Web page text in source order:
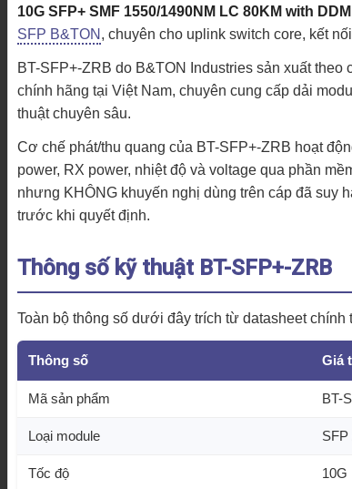
10G SFP+ SMF 1550/1490NM LC 80KM with DDM
SFP B&TON , chuyên cho uplink switch core, kết
BT-SFP+-ZRB do B&TON Industries sản xuất
chính hãng tại Việt Nam, chuyên cung cấp dải
thuật chuyên sâu.
Cơ chế phát/thu quang của BT-SFP+-ZRB hoạt
power, RX power, nhiệt độ và voltage qua phần
nhưng KHÔNG khuyến nghị dùng trên cáp đã suy
trước khi quyết định.
Thông số kỹ thuật BT-SFP+-ZRB
Toàn bộ thông số dưới đây trích từ datasheet
Thông số Giá
Mã sản phẩm BT-
Loại module SFP
Tốc độ 10G